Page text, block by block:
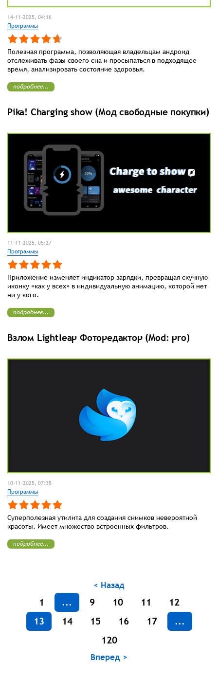
14-11-2025, 04:16
Программы
Полезная программа, позволяющая владельцам андроид
отслеживать фазы своего сна и просыпаться в подходящее
время, анализировать состояние здоровья.
подробнее...
11-11-2025, 05:27
Pika! Charging show (Мод свободные покупки)
Программы
Приложение изменяет индикатор зарядки, превращая скучную
иконку «как у всех» в индивидуальную анимацию, которой нет
ни у кого.
подробнее...
10-11-2025, 07:35
Взлом Lightleap Фоторедактор (Mod: pro)
Программы
Суперполезная утилита для создания снимков невероятной
красоты. Имеет множество встроенных фильтров.
подробнее...
< Назад
1 ... 9 10 11
12
13
14 15 16 17
...
120
Вперед >